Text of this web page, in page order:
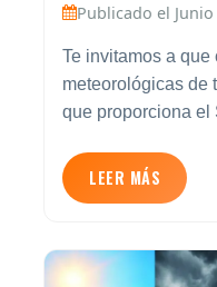
Publicado el Junio
Te invitamos a
meteorológicas de
que proporciona el
LEER MÁS